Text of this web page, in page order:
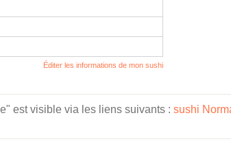
Éditer les informations de mon sushi
est visible via les liens suivants : sushi